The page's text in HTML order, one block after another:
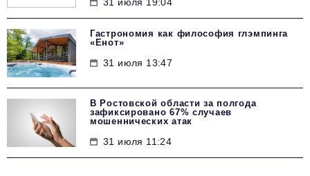
31 июля 19:04
Гастрономия как философия глэмпинга
«Енот»
31 июля 13:47
В Ростовской области за полгода
зафиксировано 67% случаев
мошеннических атак
31 июля 11:24